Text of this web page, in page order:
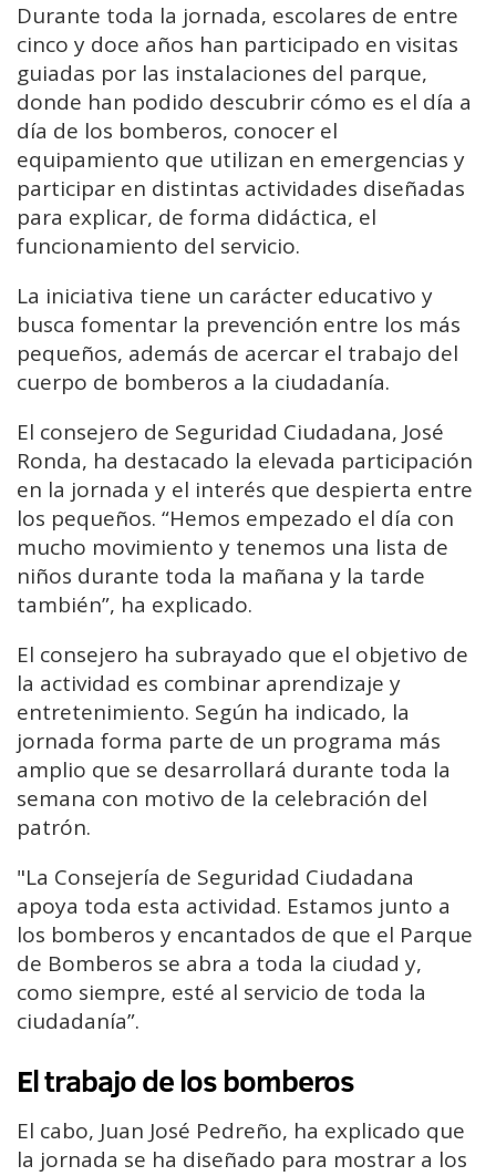
Durante toda la jornada, escolares de entre
cinco y doce años han participado en visitas
guiadas por las instalaciones del parque,
donde han podido descubrir cómo es el día a
día de los bomberos, conocer el
equipamiento que utilizan en emergencias y
participar en distintas actividades diseñadas
para explicar, de forma didáctica, el
funcionamiento del servicio.
La iniciativa tiene un carácter educativo y
busca fomentar la prevención entre los más
pequeños, además de acercar el trabajo del
cuerpo de bomberos a la ciudadanía.
El consejero de Seguridad Ciudadana, José
Ronda, ha destacado la elevada participación
en la jornada y el interés que despierta entre
los pequeños. “Hemos empezado el día con
mucho movimiento y tenemos una lista de
niños durante toda la mañana y la tarde
también”, ha explicado.
El consejero ha subrayado que el objetivo de
la actividad es combinar aprendizaje y
entretenimiento. Según ha indicado, la
jornada forma parte de un programa más
amplio que se desarrollará durante toda la
semana con motivo de la celebración del
patrón.
"La Consejería de Seguridad Ciudadana
apoya toda esta actividad. Estamos junto a
los bomberos y encantados de que el Parque
de Bomberos se abra a toda la ciudad y,
como siempre, esté al servicio de toda la
ciudadanía”.
El trabajo de los bomberos
El cabo, Juan José Pedreño, ha explicado que
la jornada se ha diseñado para mostrar a los